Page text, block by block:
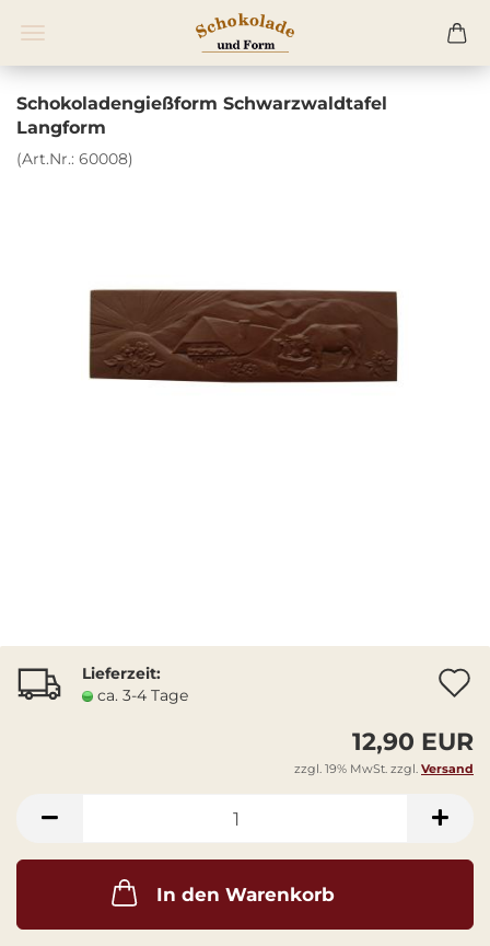
Schokoladengießform Schwarzwaldtafel
Langform
(Art.Nr.: 60008)
Lieferzeit:
ca. 3-4 Tage
12,90 EUR
zzgl. 19% MwSt. zzgl. Versand
In den Warenkorb